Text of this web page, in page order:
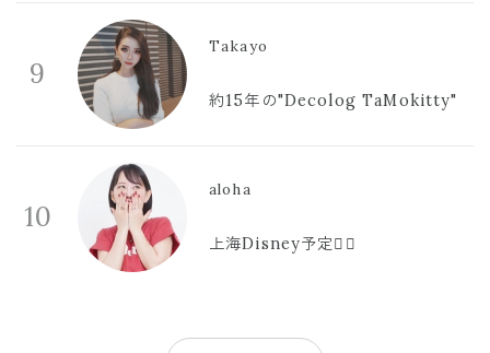
9
Takayo
約15年の"Decolog TaMokitty"
10
aloha
上海Disney予定🫪🩷